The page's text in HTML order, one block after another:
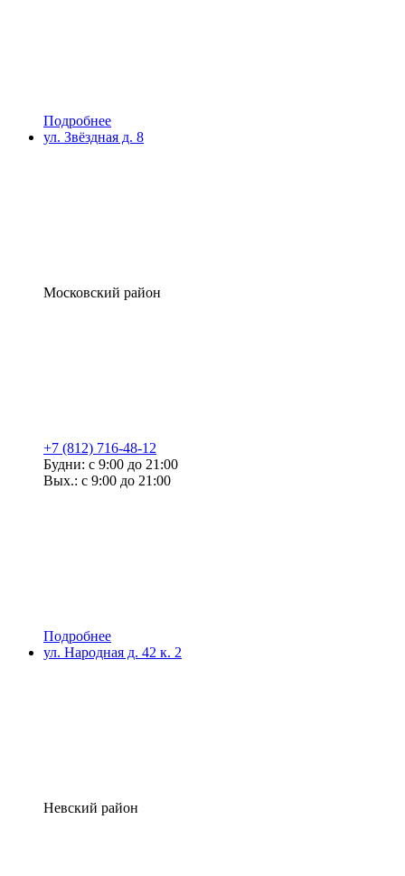
Подробнее
ул. Звёздная д. 8
Московский район
+7 (812) 716-48-12
Будни: с 9:00 до 21:00
Вых.: с 9:00 до 21:00
Подробнее
ул. Народная д. 42 к. 2
Невский район